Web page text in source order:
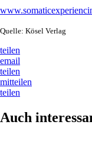
Quelle: Kösel Verlag
teilen
email
teilen
mitteilen
teilen
Auch